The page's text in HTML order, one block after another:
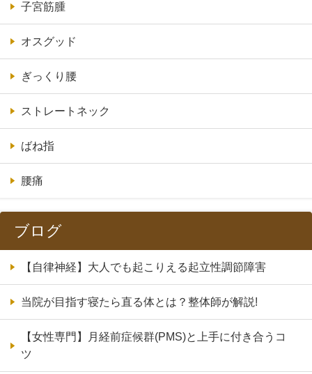
子宮筋腫
オスグッド
ぎっくり腰
ストレートネック
ばね指
腰痛
ブログ
【自律神経】大人でも起こりえる起立性調節障害
当院が目指す寝たら直る体とは？整体師が解説!
【女性専門】月経前症候群(PMS)と上手に付き合うコ
ツ